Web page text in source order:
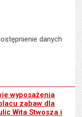
danych
wyposażenia
zabaw dla
Wita Stwosza i